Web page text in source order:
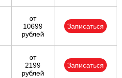
от
10699
рублей
Записаться
от
2199
рублей
Записаться